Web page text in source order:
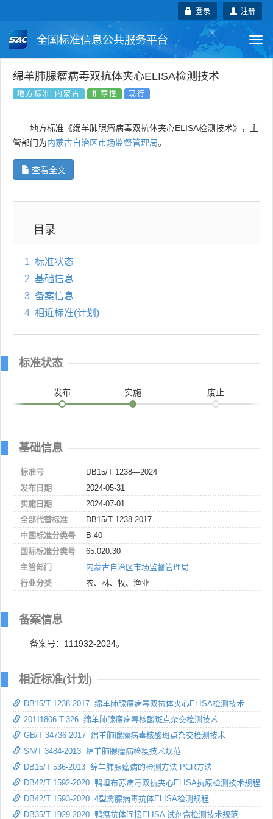
注册
登录
全国标准信息公共服务平台
国家标准 行业标准 地方标准
国外标准 技术委员会
绵羊肺腺瘤病毒双抗体夹心ELISA检测技术
地方标准-内蒙古 推荐性 现行
地方标准《绵羊肺腺瘤病毒双抗体夹心ELISA检测技术》，主
管部门为内蒙古自治区市场监督管理局。
查看全文
目录
1 标准状态
2 基础信息
3 备案信息
4 相近标准(计划)
标准状态
发布 实施 废止
基础信息
标准号
DB15/T 1238—2024
发布日期
2024-05-31
实施日期
2024-07-01
全部代替标准
DB15/T 1238-2017
中国标准分类号
B 40
国际标准分类号
65.020.30
主管部门
内蒙古自治区市场监督管理局
行业分类
农、林、牧、渔业
备案信息
备案号：111932-2024。
相近标准(计划)
DB15/T 1238-2017 绵羊肺腺瘤病毒双抗体夹心ELISA检测技术
20111806-T-326 绵羊肺腺瘤病毒核酸斑点杂交检测技术
GB/T 34736-2017 绵羊肺腺瘤病毒核酸斑点杂交检测技术
SN/T 3484-2013 绵羊肺腺瘤病检疫技术规范
DB15/T 536-2013 绵羊肺腺瘤病的检测方法 PCR方法
DB42/T 1592-2020 鸭坦布苏病毒双抗夹心ELISA抗原检测技术规程
DB42/T 1593-2020 4型禽腺病毒抗体ELISA检测规程
DB35/T 1929-2020 鸭瘟抗体间接ELISA 试剂盒检测技术规范